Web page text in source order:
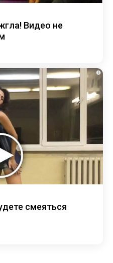
Видео не
i
смеяться